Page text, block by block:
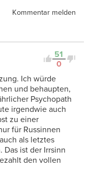
Kommentar melden
51
0
Ich würde
und behaupten,
Psychopath
irgendwie auch
zu einer
für Russinnen
als letztes
Das ist der Irrsinn
den vollen